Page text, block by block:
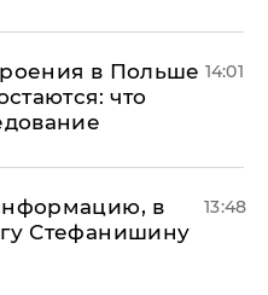
в Польше
что
14:01
в
Стефанишину
13:48